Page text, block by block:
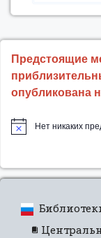
Предстоящие
опубликована
Нет никаких